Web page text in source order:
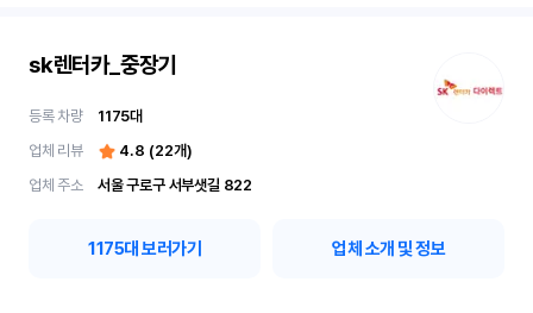
sk렌터카_중장기
등록 차량 1175대
업체 리뷰
4.8 (22개)
업체 주소
서울 구로구 서부샛길 822
1175대 보러가기 업체 소개 및 정보